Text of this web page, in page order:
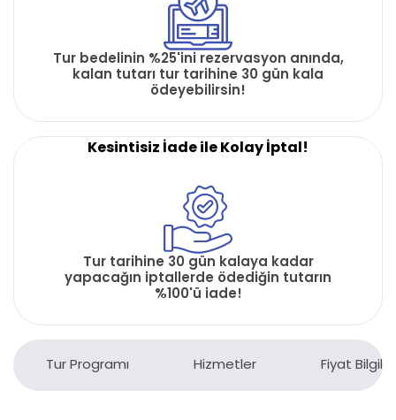
Tur bedelinin %25'ini rezervasyon anında,
kalan tutarı tur tarihine 30 gün kala
ödeyebilirsin!
Kesintisiz İade ile Kolay İptal!
Tur tarihine 30 gün kalaya kadar
yapacağın iptallerde ödediğin tutarın
%100'ü iade!
Tur Programı Hizmetler Fiyat